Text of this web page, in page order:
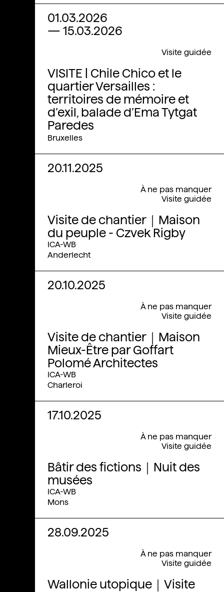
01.03.2026
— 15.03.2026
VISITE | Chile Chico et le
quartier Versailles :
territoires de mémoire et
d’exil, balade d’Ema Tytgat
Paredes
Visite guidée
Bruxelles
20.11.2025
Visite de chantier｜Maison
du peuple - Czvek Rigby
À ne pas manquer
Visite guidée
ICA-WB
Anderlecht
20.10.2025
Visite de chantier｜Maison
Mieux-Être par Goffart
Polomé Architectes
À ne pas manquer
Visite guidée
ICA-WB
Charleroi
17.10.2025
Bâtir des fictions｜Nuit des
musées
À ne pas manquer
Visite guidée
ICA-WB
Mons
28.09.2025
Wallonie utopique｜Visite
À ne pas manquer
Visite guidée